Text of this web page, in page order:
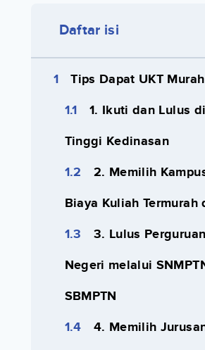
Daftar isi
Tips Dapat UKT Murah
1. Ikuti dan Lulus
Tinggi Kedinasan
2. Memilih
Biaya Kuliah Termurah
3. Lulus
Negeri melalui
SBMPTN
4. Memilih